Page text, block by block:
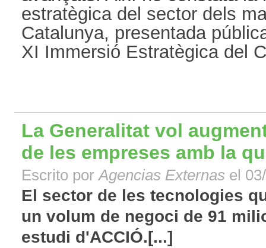
estratègica del sector dels
Catalunya, presentada
XI Immersió Estratègica del
La Generalitat vol
de les empreses amb la
Escrito porAgencias Externas el
El sector de les tecnologies
un volum de negoci de 91
estudi d'ACCIÓ.[...]